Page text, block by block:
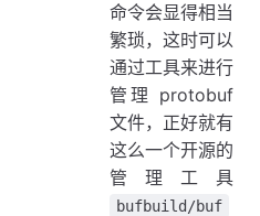
命令会显得相当
繁琐，这时可以
通过工具来进行
管理 protobuf
文件，正好就有
这么一个开源的
管理工具
bufbuild/buf